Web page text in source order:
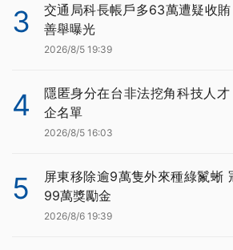
3
交通局科長帳戶多63萬遭疑收
善舉曝光
2026/8/5 19:39
4
隱匿身分在台非法挖角科技人
企名單
2026/8/5 16:03
5
屏東移除逾9萬隻外來種綠鬣蜥
99萬獎勵金
2026/8/6 19:39